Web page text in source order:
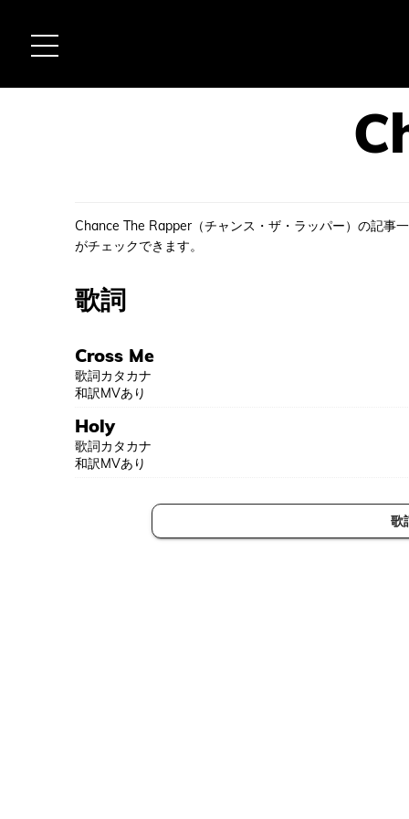
Chance The Rapper（チャンス・ザ・ラッパー）の記事
がチェックできます。
歌詞
Cross Me
歌詞カタカナ
和訳MVあり
Holy
歌詞カタカナ
和訳MVあり
歌